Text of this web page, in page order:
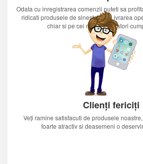
Odata cu inregistrarea comenzii puteti sa
ridicati produsele de sinestatator.Livrarea
chiar si pe cei mai nerabdatori
Clienți fericiți
Veți ramine satisfacuti de produsele
foarte atractiv si deasemeni o